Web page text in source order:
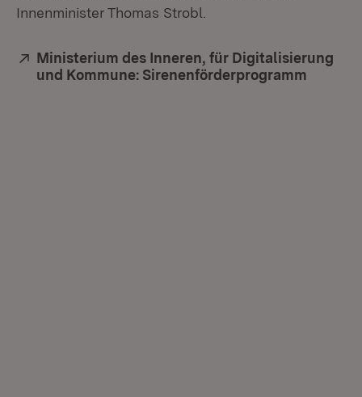
Innenminister Thomas Strobl.
Extern:
Ministerium des Inneren, für Digitalisierung
und Kommune: Sirenenförderprogramm